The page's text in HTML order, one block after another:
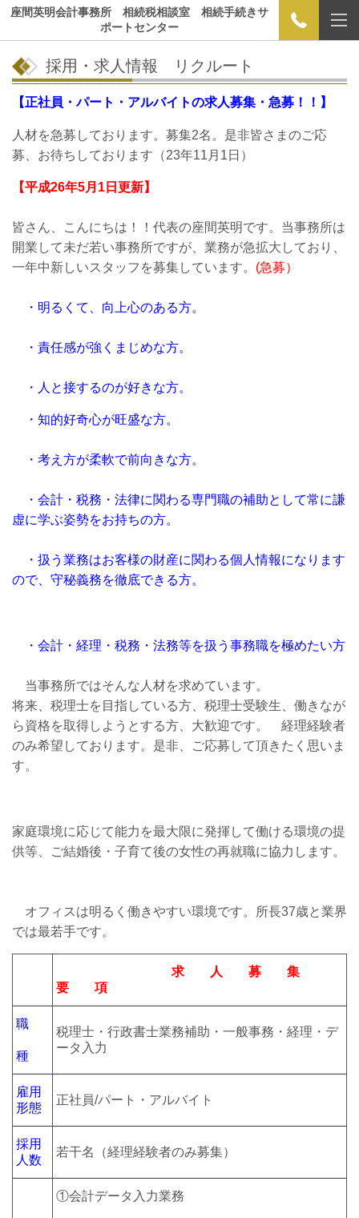
座間英明会計事務所 相続税相談室 相続手続きサ
ポートセンター
採用・求人情報 リクルート
【正社員・パート・アルバイトの求人募集・急募！！】
人材を急募しております。募集2名。是非皆さまのご応
募、お待ちしております（23年11月1日）
【平成26年5月1日更新】
皆さん、こんにちは！！代表の座間英明です。当事務所は
開業して未だ若い事務所ですが、業務が急拡大しており、
一年中新しいスタッフを募集しています。 (急募）
・明るくて、向上心のある方。
・責任感が強くまじめな方。
・人と接するのが好きな方。
・知的好奇心が旺盛な方。
・考え方が柔軟で前向きな方。
・会計・税務・法律に関わる専門職の補助として常に謙
虚に学ぶ姿勢をお持ちの方。
・扱う業務はお客様の財産に関わる個人情報になります
ので、守秘義務を徹底できる方。
・会計・経理・税務・法務等を扱う事務職を極めたい方
当事務所ではそんな人材を求めています。
将来、税理士を目指している方、税理士受験生、働きなが
ら資格を取得しようとする方、大歓迎です。 経理経験者
のみ希望しております。是非、ご応募して頂きたく思いま
す。
家庭環境に応じて能力を最大限に発揮して働ける環境の提
供等、ご結婚後・子育て後の女性の再就職に協力します。
オフィスは明るく働きやすい環境です。所長37歳と業界
では最若手です。
求 人 募 集
要 項
職
種
税理士・行政書士業務補助・一般事務・経理・デ
ータ入力
雇用
形態
正社員/パート・アルバイト
採用
人数
若干名（経理経験者のみ募集）
①会計データ入力業務